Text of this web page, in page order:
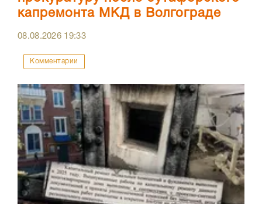
капремонта МКД в Волгограде
08.08.2026 19:33
Комментарии